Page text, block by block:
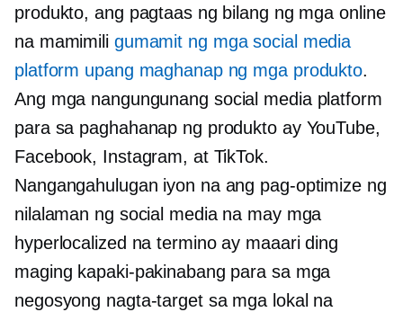
produkto, ang pagtaas ng bilang ng mga online
na mamimili gumamit ng mga social media
platform upang maghanap ng mga produkto.
Ang mga nangungunang social media platform
para sa paghahanap ng produkto ay YouTube,
Facebook, Instagram, at TikTok.
Nangangahulugan iyon na ang pag-optimize ng
nilalaman ng social media na may mga
hyperlocalized na termino ay maaari ding
maging kapaki-pakinabang para sa mga
negosyong nagta-target sa mga lokal na